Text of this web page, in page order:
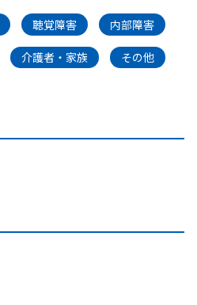
聴覚障害 内部障害
介護者・家族 その他